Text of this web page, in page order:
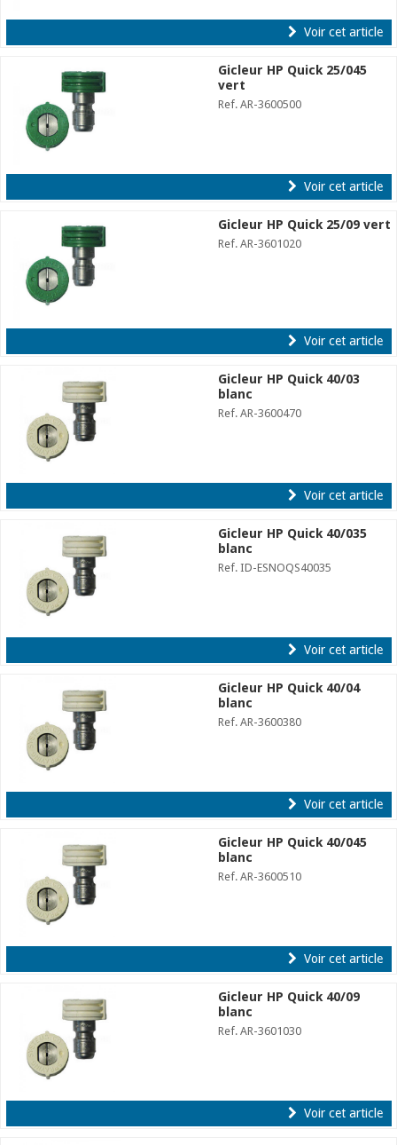
Voir cet article
Gicleur HP Quick 25/045
vert
Ref. AR-3600500
Voir cet article
Gicleur HP Quick 25/09 vert
Ref. AR-3601020
Voir cet article
Gicleur HP Quick 40/03
blanc
Ref. AR-3600470
Voir cet article
Gicleur HP Quick 40/035
blanc
Ref. ID-ESNOQS40035
Voir cet article
Gicleur HP Quick 40/04
blanc
Ref. AR-3600380
Voir cet article
Gicleur HP Quick 40/045
blanc
Ref. AR-3600510
Voir cet article
Gicleur HP Quick 40/09
blanc
Ref. AR-3601030
Voir cet article